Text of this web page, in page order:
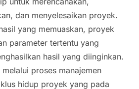
dan menyelesaikan proyek.
yang memuaskan, proyek
parameter tertentu yang
hasil yang diinginkan.
proses manajemen
hidup proyek yang pada